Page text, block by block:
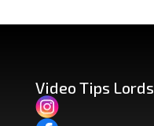
Video Tips Lords